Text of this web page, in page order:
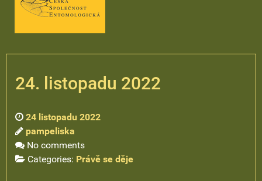
24. listopadu 2022
24 listopadu 2022
pampeliska
No comments
Categories: Právě se děje